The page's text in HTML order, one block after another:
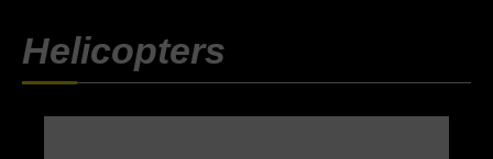
Helicopters